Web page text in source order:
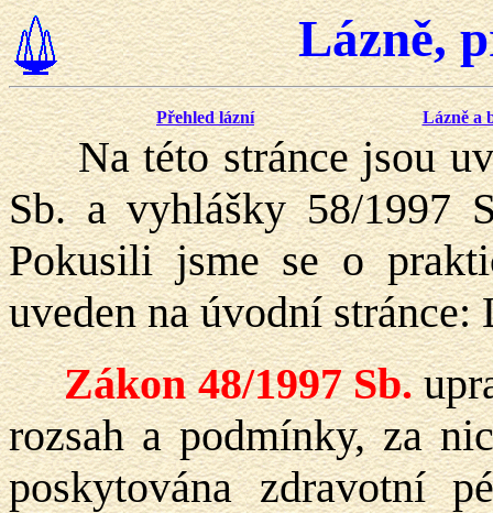
Lázně,
Přehled lázní Lázně a
Na této stránce jsou
Sb. a vyhlášky 58/1997
Pokusili jsme se o
uveden na úvodní stránce:
Zákon 48/1997 Sb.
rozsah a podmínky, za
poskytována zdravotní